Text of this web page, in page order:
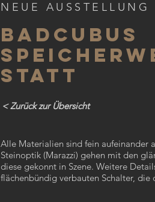
NEUE AUSSTELLUNG
BADCUBUS
STATT
< Zurück zur Übersicht
Alle Materialien sind fein aufeinander
Steinoptik (Marazzi) gehen mit den
diese gekonnt in Szene. Weitere
flächenbündig verbauten Schalter, die